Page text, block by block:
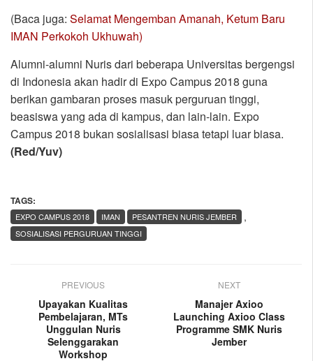
(Baca juga: Selamat Mengemban Amanah, Ketum Baru
IMAN Perkokoh Ukhuwah)
Alumni-alumni Nuris dari beberapa Universitas bergengsi
di Indonesia akan hadir di Expo Campus 2018 guna
berikan gambaran proses masuk perguruan tinggi,
beasiswa yang ada di kampus, dan lain-lain. Expo
Campus 2018 bukan sosialisasi biasa tetapi luar biasa.
(Red/Yuv)
TAGS:
,
EXPO CAMPUS 2018 IMAN
PESANTREN NURIS JEMBER
SOSIALISASI PERGURUAN TINGGI
PREVIOUS
Upayakan Kualitas
Pembelajaran, MTs
Unggulan Nuris
Selenggarakan
Workshop
NEXT
Manajer Axioo
Launching Axioo Class
Programme SMK Nuris
Jember